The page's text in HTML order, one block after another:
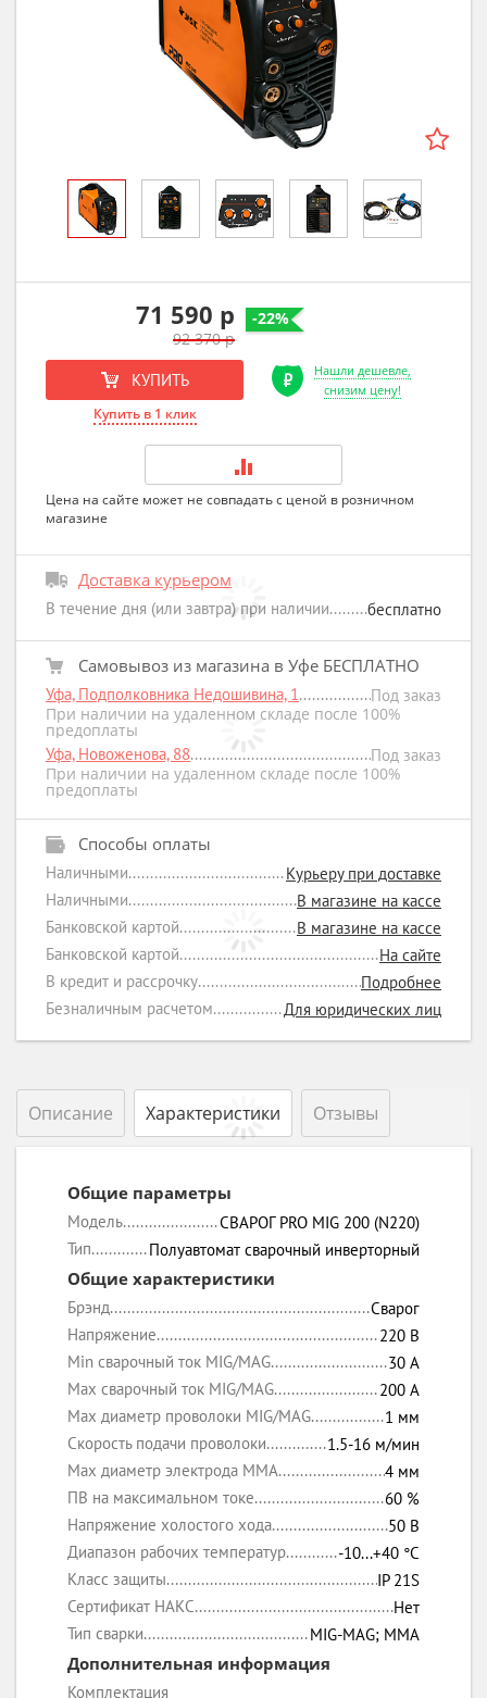
71 590 р
92 370 р
КУПИТЬ
Купить в 1 клик
Нашли дешевле,
снизим цену!
-22%
Цена на сайте может не совпадать с ценой в розничном
магазине
Доставка курьером
В течение дня (или завтра) при наличии бесплатно
Самовывоз из магазина в Уфе БЕСПЛАТНО
Уфа, Подполковника Недошивина, 1
Под заказ
При наличии на удаленном складе после 100%
предоплаты
Уфа, Новоженова, 88
Под заказ
При наличии на удаленном складе после 100%
предоплаты
Способы оплаты
Наличными
Курьеру при доставке
Наличными
В магазине на кассе
Банковской картой
В магазине на кассе
Банковской картой
На сайте
В кредит и рассрочку
Подробнее
Безналичным расчетом
Для юридических лиц
Описание Характеристики Отзывы
Общие параметры
Модель
СВАРОГ PRO MIG 200 (N220)
Тип
Полуавтомат сварочный инверторный
Общие характеристики
Брэнд
Сварог
Напряжение
220 В
Min сварочный ток MIG/MAG
30 А
Max сварочный ток MIG/MAG
200 А
Max диаметр проволоки MIG/MAG
1 мм
Скорость подачи проволоки
1.5-16 м/мин
Max диаметр электрода MMA
4 мм
ПВ на максимальном токе
60 %
Напряжение холостого хода
50 В
Диапазон рабочих температур
-10...+40 °C
Класс защиты
IP 21S
Сертификат НАКС
Нет
Тип сварки
MIG-MAG; MMA
Дополнительная информация
Комплектация